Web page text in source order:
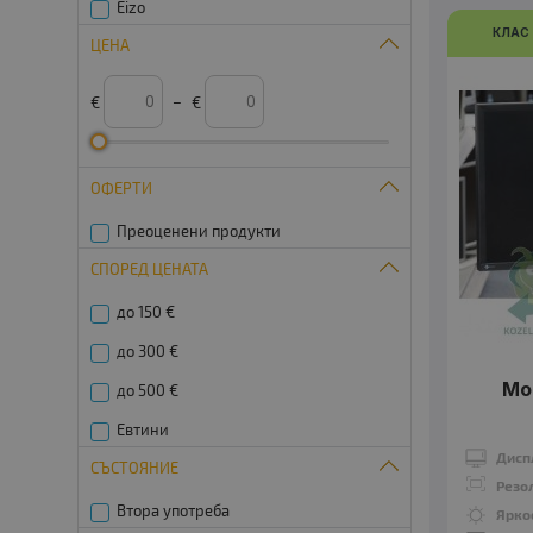
Eizo
ЦЕНА
€ – €
ОФЕРТИ
Преоценени продукти
СПОРЕД ЦЕНАТА
до 150 €
до 300 €
до 500 €
Евтини
СЪСТОЯНИЕ
Втора употреба
КЛАС